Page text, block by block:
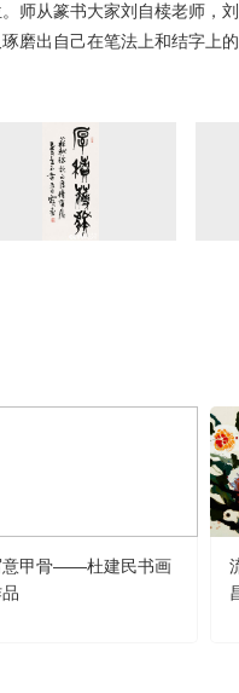
师从篆书大家刘自椟老师，
磨出自己在笔法上和结字上
意甲骨——杜建民书画